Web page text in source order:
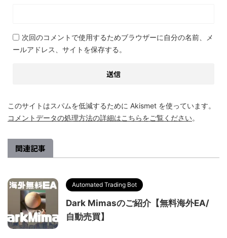
次回のコメントで使用するためブラウザーに自分の名前、メ
ールアドレス、サイトを保存する。
このサイトはスパムを低減するために Akismet を使っています。
コメントデータの処理方法の詳細はこちらをご覧ください。
関連記事
Automated Trading Bot
Dark Mimasのご紹介【無料海外EA/
自動売買】